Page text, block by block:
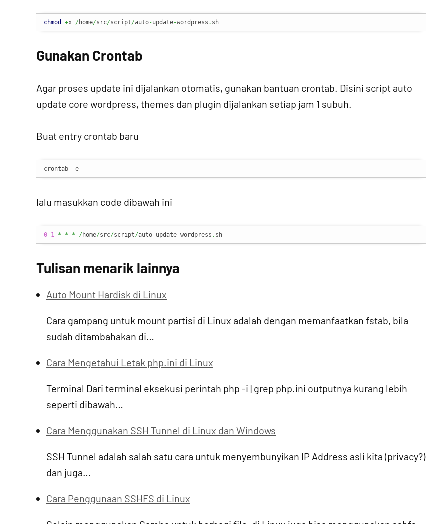
chmod +x /home/src/script/auto-update-wordpress . sh
Gunakan Crontab
Agar proses update ini dijalankan otomatis, gunakan bantuan crontab. Disini script auto
update core wordpress, themes dan plugin dijalankan setiap jam 1 subuh.
Buat entry crontab baru
crontab -e
lalu masukkan code dibawah ini
0 1 * * * /home/src/script/auto-update-wordpress . sh
Tulisan menarik lainnya
Auto Mount Hardisk di Linux
Cara gampang untuk mount partisi di Linux adalah dengan memanfaatkan fstab, bila
sudah ditambahakan di…
Cara Mengetahui Letak php.ini di Linux
Terminal Dari terminal eksekusi perintah php -i | grep php.ini outputnya kurang lebih
seperti dibawah…
Cara Menggunakan SSH Tunnel di Linux dan Windows
SSH Tunnel adalah salah satu cara untuk menyembunyikan IP Address asli kita (privacy?)
dan juga…
Cara Penggunaan SSHFS di Linux